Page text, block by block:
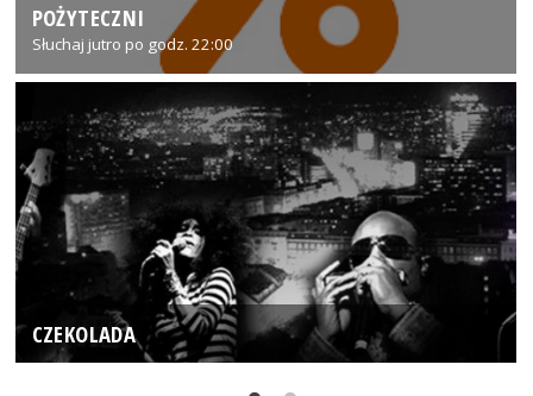
POŻYTECZNI
Słuchaj jutro po godz. 22:00
CZEKOLADA